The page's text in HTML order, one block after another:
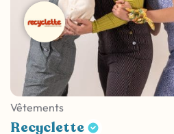
Vêtements
Recyclette